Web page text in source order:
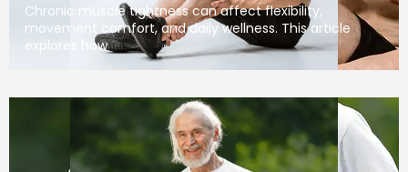
Chronic muscle tightness can affect flexibility,
movement comfort, and daily wellness. This article
explores how